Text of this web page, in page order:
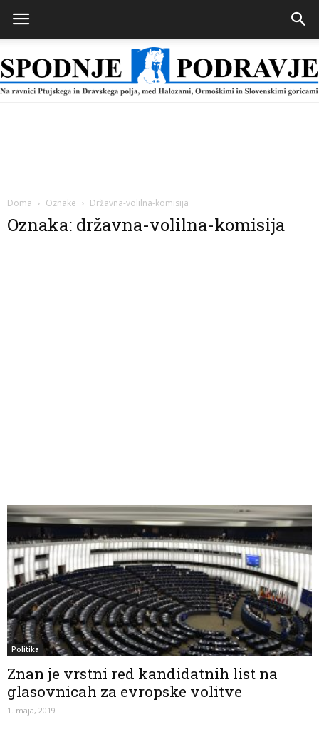
Doma Oznake Državna-volilna-komisija
Oznaka: državna-volilna-komisija
Politika
Znan je vrstni red kandidatnih list na
glasovnicah za evropske volitve
1. maja, 2019